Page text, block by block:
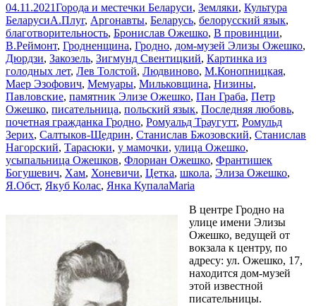
04.11.2021Города и местечки Беларуси, Земляки, Культура
БеларусиА.Плуг, Аргонавты, Беларусь, белорусский язык,
благотворительность, Бронислав Ожешко, В провинции,
В.Реймонт, Гродненщина, Гродно, дом-музей Элизы Ожешко,
Дюрдзи, Закозель, Зигмунд Свентицкий, Картинка из
голодных лет, Лев Толстой, Людвиново, М.Конопницкая,
Маер Эзофович, Мемуары, Мильковщина, Низины,
Павловские, памятник Элизе Ожешко, Пан Граба, Петр
Ожешко, писательница, польский язык, Последняя любовь,
почетная гражданка Гродно, Ромуальд Траугутт, Ромульд
Зерих, Салтыков-Щедрин, Станислав Бжозовский, Станислав
Нагорский, Тарасюки, у мамочки, улица Ожешко,
усыпальница Ожешков, Флориан Ожешко, Франтишек
Богушевич, Хам, Хоневичи, Цетка, школа, Элиза Ожешко,
Я.Обст, Якуб Колас, Янка КупалаMaria
В центре Гродно на
улице имени Элизы
Ожешко, ведущей от
вокзала к центру, по
адресу: ул. Ожешко, 17,
находится дом-музей
этой известной
писательницы.